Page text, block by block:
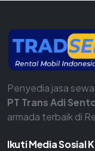
Penyedia jasa
PT Trans Adi
armada terbaik di
Ikuti Media Sosial